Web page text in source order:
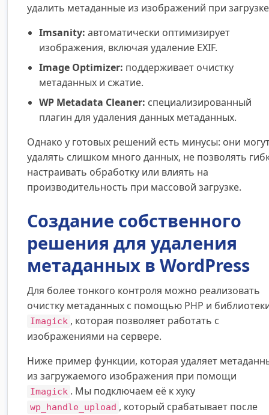
удалить метаданные из изображений при
Imsanity: автоматически оптимизирует
изображения, включая удаление EXIF.
Image Optimizer: поддерживает очистку
метаданных и сжатие.
WP Metadata Cleaner: специализированный
плагин для удаления данных метаданных.
Однако у готовых решений есть минусы: они
удалять слишком много данных, не позволять
настраивать обработку или влиять на
производительность при массовой загрузке.
Создание собственного
решения для удаления
метаданных в WordPress
Для более тонкого контроля можно реализовать
очистку метаданных с помощью PHP и
Imagick , которая позволяет работать с
изображениями на сервере.
Ниже пример функции, которая удаляет
из загружаемого изображения при помощи
Imagick . Мы подключаем её к хуку
wp_handle_upload , который срабатывает после